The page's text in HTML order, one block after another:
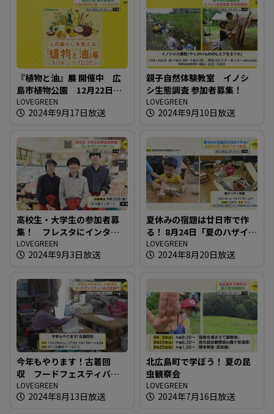
『植物と油』展 開催中 広
島市植物公園 12月22日ま
で
LOVEGREEN
2024年9月17日放送
親子自然体験教室 イノシ
シ生態調査 参加者募集！
LOVEGREEN
2024年9月10日放送
高校生・大学生の参加者募
集！ フレスタにインター
ン！
LOVEGREEN
2024年9月3日放送
夏休みの宿題は廿日市で作
る！ 8月24日「夏のハザイ教
室」
LOVEGREEN
2024年8月20日放送
今年もやります！古着回
収 フードフェスティバル
の会場で
LOVEGREEN
2024年8月13日放送
北広島町で学ぼう！ 夏の昆
虫観察会
LOVEGREEN
2024年7月16日放送